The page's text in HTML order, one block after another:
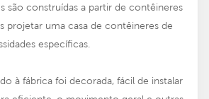
são construídas a partir de contêineres
projetar uma casa de contêineres de
específicas.
à fábrica foi decorada, fácil de instalar